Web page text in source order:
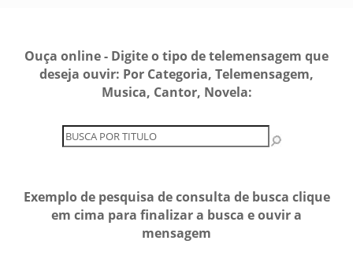
Ouça online - Digite o tipo de telemensagem que
deseja ouvir: Por Categoria, Telemensagem,
Musica, Cantor, Novela:
Exemplo de pesquisa de consulta de busca clique
em cima para finalizar a busca e ouvir a
mensagem